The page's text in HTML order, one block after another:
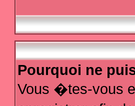
Pourquoi ne
Vous �tes-vous